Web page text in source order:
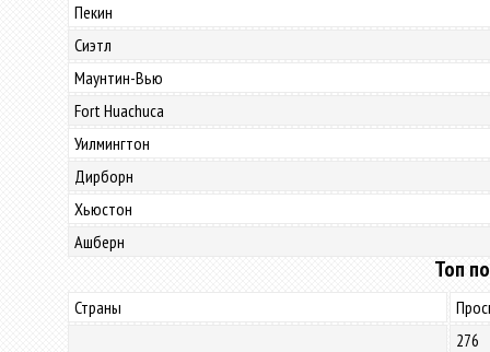
Пекин
Сиэтл
Маунтин-Вью
Fort Huachuca
Уилмингтон
Дирборн
Хьюстон
Ашберн
Топ
Страны
276